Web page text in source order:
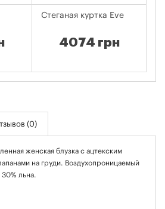
Стеганая куртка Eve
4074 грн
(0)
женская блузка с ацтекским
на груди. Воздухопроницаемый
льна.